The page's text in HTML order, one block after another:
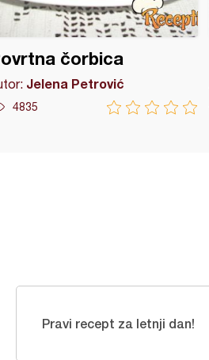
čorbica
Jelena Petrović
4835
Pravi recept za letnji dan!